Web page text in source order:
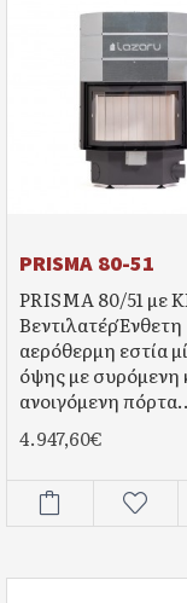
PRISMA 80-51
PRISMA 80/51 με
ΒεντιλατέρΈνθετη
αερόθερμη εστία
όψης με συρόμενη
ανοιγόμενη πόρτα..
4.947,60€